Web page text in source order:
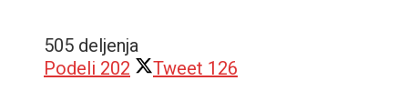
505 deljenja
Podeli 202 Tweet 126